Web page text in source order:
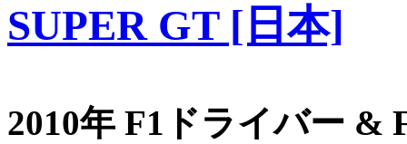
SUPER GT [日本]
2010年 F1ドライバー &